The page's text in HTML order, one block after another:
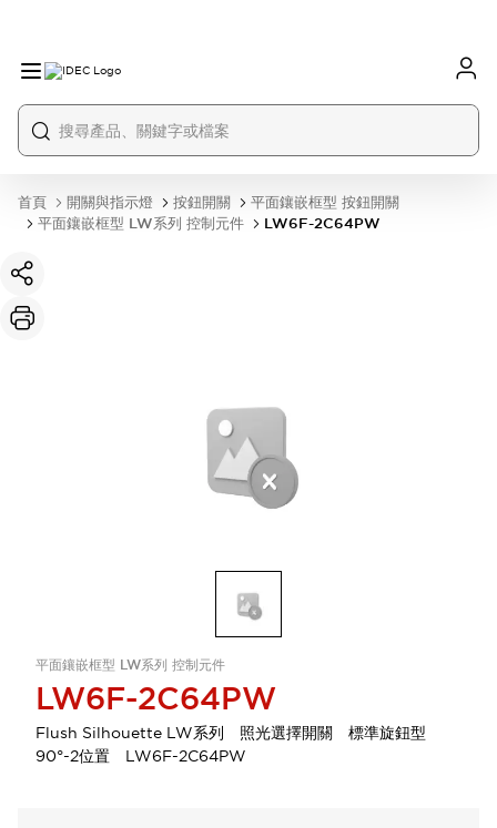
首頁 開關與指示燈 按鈕開關
平面鑲嵌框型 按鈕開關
平面鑲嵌框型 LW系列 控制元件
LW6F-2C64PW
平面鑲嵌框型 LW系列 控制元件
LW6F-2C64PW
Flush Silhouette LW系列 照光選擇開關 標準旋鈕型
90°-2位置 LW6F-2C64PW